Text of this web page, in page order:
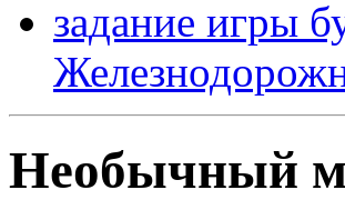
Необычный